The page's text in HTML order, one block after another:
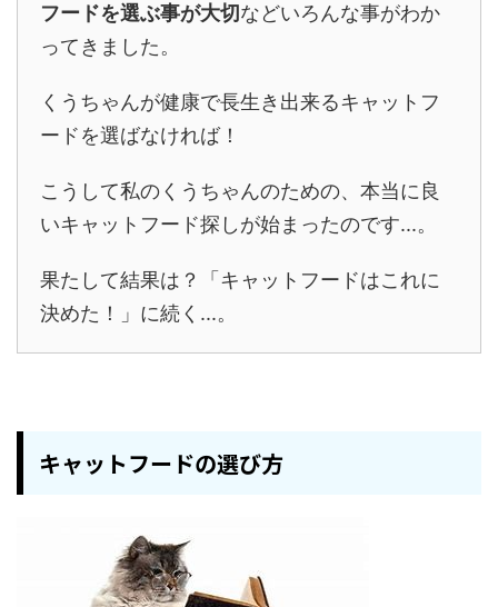
フードを選ぶ事が大切などいろんな事がわか
ってきました。
くうちゃんが健康で長生き出来るキャットフ
ードを選ばなければ！
こうして私のくうちゃんのための、本当に良
いキャットフード探しが始まったのです...。
果たして結果は？「キャットフードはこれに
決めた！」に続く...。
キャットフードの選び方